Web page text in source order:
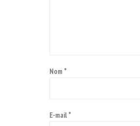
Nom *
E-mail *